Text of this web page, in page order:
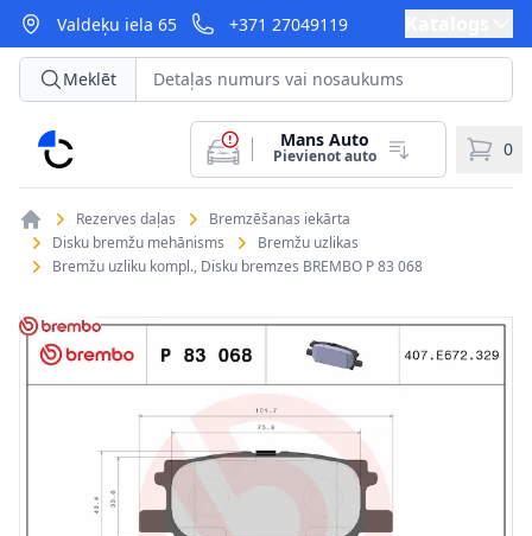
Valdeķu iela 65 +371 27049119
CarParts
Meklēt
Mans Auto
Pievienot auto 0
Rezerves daļas
Bremzēšanas iekārta
Disku bremžu mehānisms
Bremžu uzlikas
Bremžu uzliku kompl., Disku bremzes BREMBO P 83 068